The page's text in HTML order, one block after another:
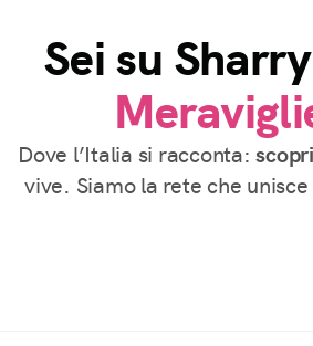
Sei su
Dove l’Italia si racconta:
vive. Siamo la rete che